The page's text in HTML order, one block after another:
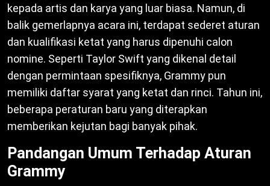
kepada artis dan karya yang luar biasa. Namun, di
balik gemerlapnya acara ini, terdapat sederet aturan
dan kualifikasi ketat yang harus dipenuhi calon
nomine. Seperti Taylor Swift yang dikenal detail
dengan permintaan spesifiknya, Grammy pun
memiliki daftar syarat yang ketat dan rinci. Tahun ini,
beberapa peraturan baru yang diterapkan
memberikan kejutan bagi banyak pihak.
Pandangan Umum Terhadap Aturan
Grammy